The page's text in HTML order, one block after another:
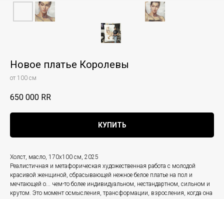
Новое платье Королевы
от 100 см
650 000 RR
КУПИТЬ
Холст, масло, 170х100 см, 2025
Реалистичная и метафорическая художественная работа с молодой
красивой женщиной, сбрасывающей нежное белое платье на пол и
мечтающей о... чем-то более индивидуальном, нестандартном, сильном и
крутом. Это момент осмысления, трансформации, взросления, когда она